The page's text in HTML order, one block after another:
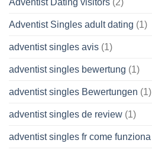
Adventist Singles adult dating (1)
adventist singles avis (1)
adventist singles bewertung (1)
adventist singles Bewertungen (1)
adventist singles de review (1)
adventist singles fr come funziona